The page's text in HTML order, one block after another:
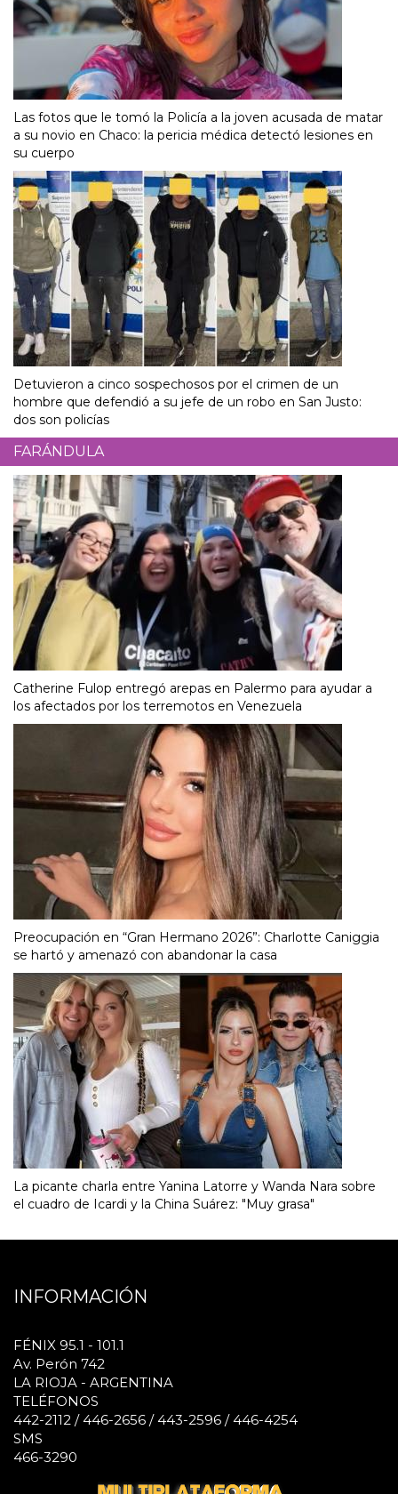
Las fotos que le tomó la Policía a la joven acusada de matar
a su novio en Chaco: la pericia médica detectó lesiones en
su cuerpo
Detuvieron a cinco sospechosos por el crimen de un
hombre que defendió a su jefe de un robo en San Justo:
dos son policías
FARÁNDULA
Catherine Fulop entregó arepas en Palermo para ayudar a
los afectados por los terremotos en Venezuela
Preocupación en “Gran Hermano 2026”: Charlotte Caniggia
se hartó y amenazó con abandonar la casa
La picante charla entre Yanina Latorre y Wanda Nara sobre
el cuadro de Icardi y la China Suárez: "Muy grasa"
INFORMACIÓN
FÉNIX 95.1 - 101.1
Av. Perón 742
LA RIOJA - ARGENTINA
TELÉFONOS
442-2112 / 446-2656 / 443-2596 / 446-4254
SMS
466-3290